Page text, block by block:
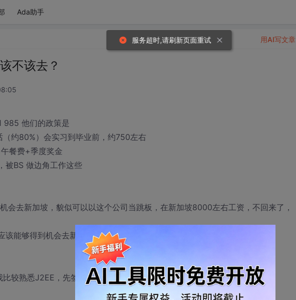
Ada助手
不该去？
985 他们的政策是
约80%）会实习到毕业前，约750左右
餐费+季度奖金
被BS 做边角工作这些
会去新加坡，貌似可以以这个公司当跳板，在新加坡8000左右工资，不回来了，
该能够得到机会去新加坡
较熟悉J2EE，先签三方协议
用AI写文章
服务超时,请刷新页面重试